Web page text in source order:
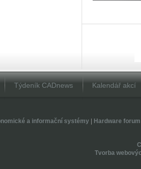
Týdeník CADnews Kalendář akcí
a informační systémy| Hardware forum
Tvorba